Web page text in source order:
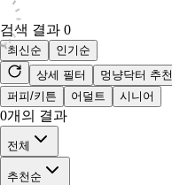
검색 결과 0
최신순
인기순
상세 필터
멍냥닥터 추천
퍼피/키튼
어덜트 시니어
0개의 결과
전체
추천순